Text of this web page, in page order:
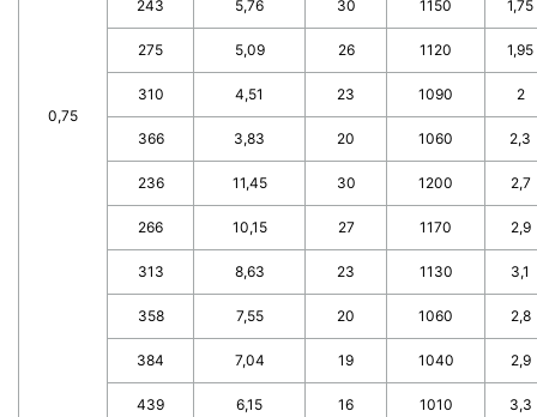
0,75
243 5,76 30 1150 1,75
275 5,09 26 1120 1,95
310 4,51 23 1090 2
366 3,83 20 1060 2,3
236 11,45 30 1200 2,7
266 10,15 27 1170 2,9
313 8,63 23 1130 3,1
358 7,55 20 1060 2,8
384 7,04 19 1040 2,9
439 6,15 16 1010 3,3